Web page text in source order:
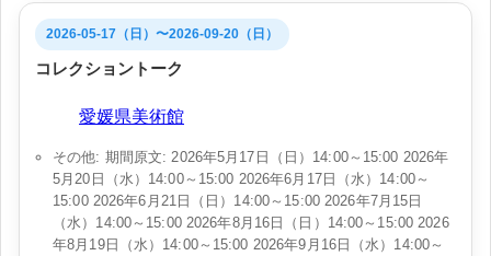
2026-05-17（日）〜2026-09-20（日）
コレクショントーク
愛媛県美術館
その他: 期間原文: 2026年5月17日（日）14:00～15:00 2026年
5月20日（水）14:00～15:00 2026年6月17日（水）14:00～
15:00 2026年6月21日（日）14:00～15:00 2026年7月15日
（水）14:00～15:00 2026年8月16日（日）14:00～15:00 2026
年8月19日（水）14:00～15:00 2026年9月16日（水）14:00～